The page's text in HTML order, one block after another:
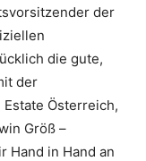
der
die gute,
der
Estate Österreich,
Größ –
Hand in Hand an